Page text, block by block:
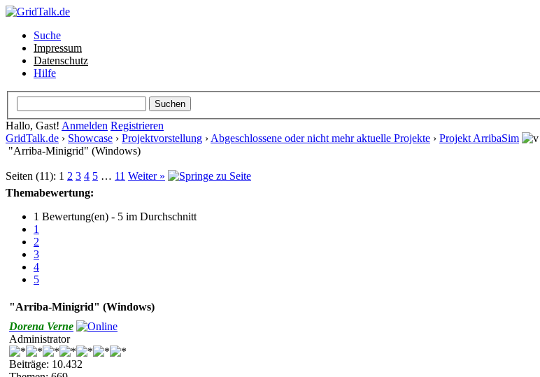
Suche
Impressum
Datenschutz
Hilfe
Hallo, Gast! Anmelden Registrieren
GridTalk.de › Showcase › Projektvorstellung › Abgeschlossene oder nicht mehr aktuelle Projekte › Projekt ArribaSim
"Arriba-Minigrid" (Windows)
Seiten (11): 1 2 3 4 5 … 11 Weiter »
Themabewertung:
1 Bewertung(en) - 5 im Durchschnitt
1
2
3
4
5
"Arriba-Minigrid" (Windows)
Dorena Verne
Administrator
Beiträge: 10.432